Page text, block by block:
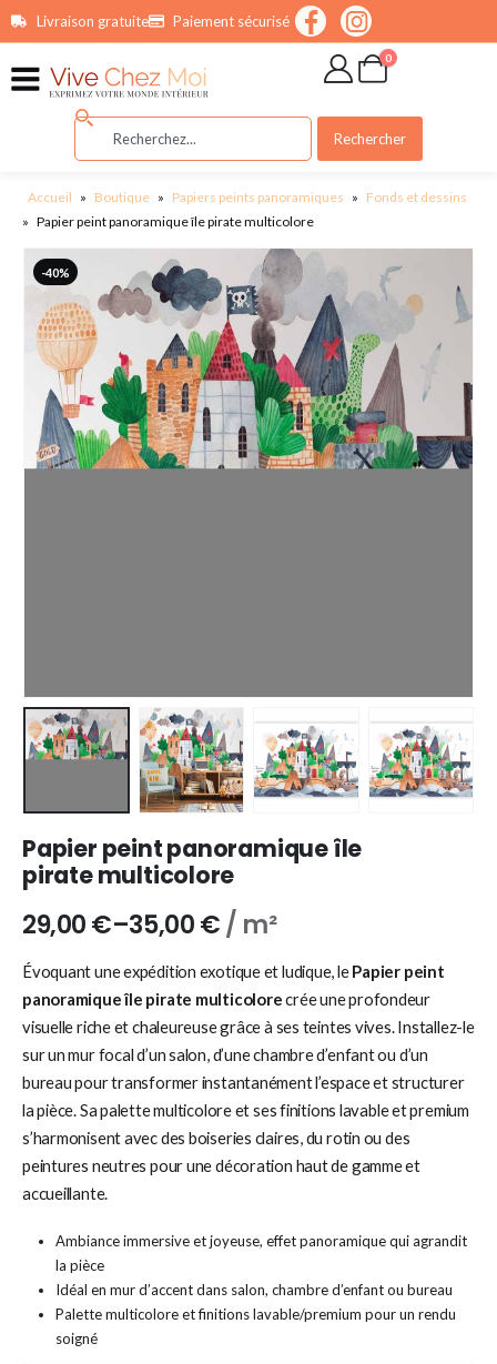
principalLivraison gratuite Paiement sécurisé
0
Rechercher
Accueil » Boutique » Papiers peints panoramiques » Fonds et dessins
» Papier peint panoramique île pirate multicolore
-40%
Papier peint panoramique île
pirate multicolore
29,00€–35,00€/ m²
Évoquant une expédition exotique et ludique, lePapier peint
panoramique île pirate multicolorecrée une profondeur
visuelle riche et chaleureuse grâce à ses teintes vives. Installez-le
sur un mur focal d’un salon, d’une chambre d’enfant ou d’un
bureau pour transformer instantanément l’espace et structurer
la pièce. Sa palette multicolore et ses finitions lavable et premium
s’harmonisent avec des boiseries claires, du rotin ou des
peintures neutres pour une décoration haut de gamme et
accueillante.
Ambiance immersive et joyeuse, effet panoramique qui agrandit
la pièce
Idéal en mur d’accent dans salon, chambre d’enfant ou bureau
Palette multicolore et finitions lavable/premium pour un rendu
soigné